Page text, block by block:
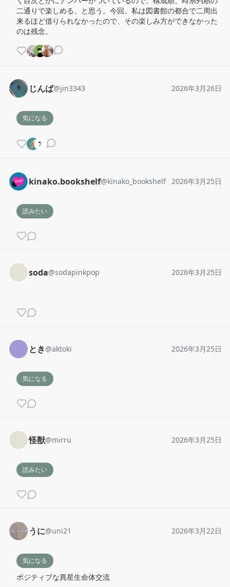
二通りで楽しめる、と思う。今回、私は図書館の都合で二周出
来るほど借りられなかったので、その楽しみ方ができなかった
のは残念。
じんば@jin3343 2026年3月26日
気になる
kinako.bookshelf@kinako_bookshelf 2026年3月25日
読みたい
soda@sodapinkpop 2026年3月25日
とき@aktoki 2026年3月25日
気になる
怪獣@mirru 2026年3月25日
読みたい
うに@uni21 2026年3月22日
気になる
ポジティブな異星生命体交流